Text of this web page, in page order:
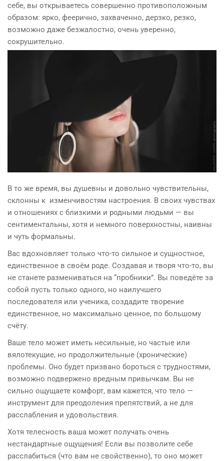
себе, вы открываетесь совершенно противоположным
образом: ярко, феерично, захваченно, дерзко, резко,
возможно даже безжалостно, очень уверенно,
сокрушительно.
В то же время, вы душевны и довольно чувствительны,
склонны к изменчивостям настроения. В своих чувствах
и отношениях с близкими и родными людьми — вы
сентиментальны, хотя и немного поверхностны, наивны
и чуть формальны.
Вас вдохновляет только что-то сильное и сущностное,
единственное в своём роде. Создавая и творя что-то, вы
не станете размениваться на “пробники”. Вы поведёте за
собой пусть только одного, но наилучшего
последователя или ученика, создадите творение
единственное, но максимально ценное, по большому
счёту.
Ваше тело может иметь несильные, но частые или
вялотекущие, но продолжительные (хронические)
проблемы. Оно будет призвано бороться с трудностями,
возможно подвержено вредным привычкам. Вы не
сильно ощущаете комфорт, вам кажется, что тело —
инструмент для преодоления препятствий, а не для
расслабления и удовольствия.
Хотя телесность ваша может получать очень
нестандартные ощущения! Если вы позволите себе
расслабиться (что вам не свойственно), то оно может